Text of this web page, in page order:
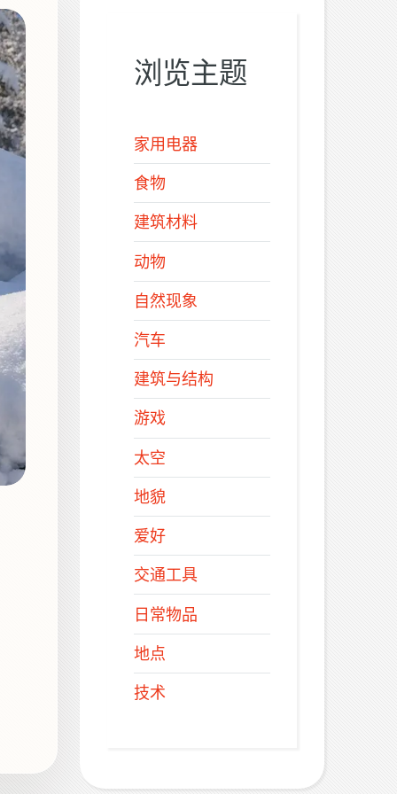
浏览主题
家用电器
食物
建筑材料
动物
自然现象
汽车
建筑与结构
游戏
太空
地貌
爱好
交通工具
日常物品
地点
技术